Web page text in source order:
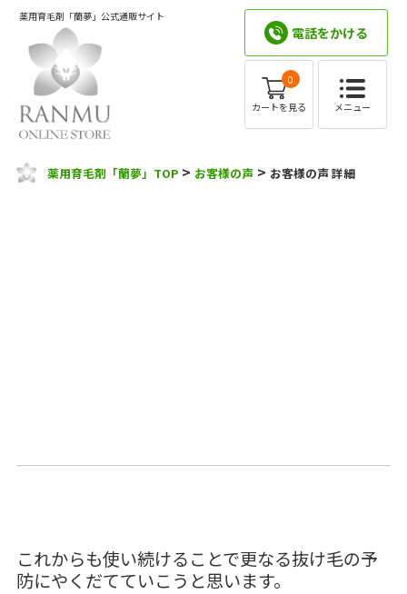
薬用育毛剤「蘭夢」公式通販サイト
電話をかける
0
カートを見る メニュー
薬用育毛剤「蘭夢」TOP > お客様の声 > お客様の声 詳細
これからも使い続けることで更なる抜け毛の予
防にやくだてていこうと思います。